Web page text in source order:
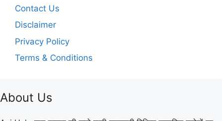
Contact Us
Disclaimer
Privacy Policy
Terms & Conditions
About Us